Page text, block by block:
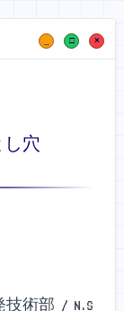
□ ×
穴
技術部 / N.S